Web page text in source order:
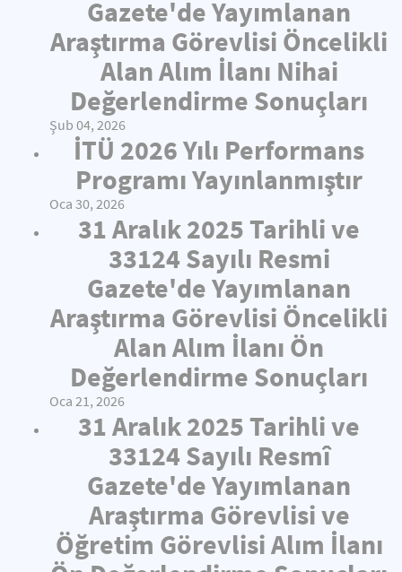
Gazete'de Yayımlanan
Araştırma Görevlisi Öncelikli
Alan Alım İlanı Nihai
Değerlendirme Sonuçları
Şub 04, 2026
İTÜ 2026 Yılı Performans
Programı Yayınlanmıştır
Oca 30, 2026
31 Aralık 2025 Tarihli ve
33124 Sayılı Resmi
Gazete'de Yayımlanan
Araştırma Görevlisi Öncelikli
Alan Alım İlanı Ön
Değerlendirme Sonuçları
Oca 21, 2026
31 Aralık 2025 Tarihli ve
33124 Sayılı Resmî
Gazete'de Yayımlanan
Araştırma Görevlisi ve
Öğretim Görevlisi Alım İlanı